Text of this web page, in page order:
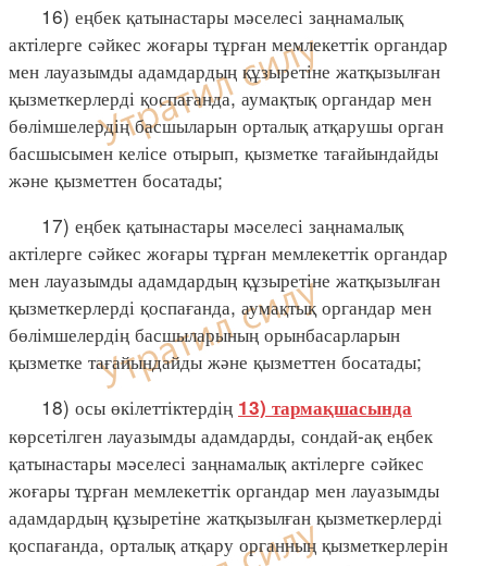
16) еңбек қатынастары мәселесі заңнамалық
актілерге сәйкес жоғары тұрған мемлекеттік органдар
мен лауазымды адамдардың құзыретіне жатқызылған
қызметкерлерді қоспағанда, аумақтық органдар мен
бөлімшелердің басшыларын орталық атқарушы орган
басшысымен келісе отырып, қызметке тағайындайды
және қызметтен босатады;
17) еңбек қатынастары мәселесі заңнамалық
актілерге сәйкес жоғары тұрған мемлекеттік органдар
мен лауазымды адамдардың құзыретіне жатқызылған
қызметкерлерді қоспағанда, аумақтық органдар мен
бөлімшелердің басшыларының орынбасарларын
қызметке тағайындайды және қызметтен босатады;
18) осы өкілеттіктердің 13) тармақшасында
көрсетілген лауазымды адамдарды, сондай-ақ еңбек
қатынастары мәселесі заңнамалық актілерге сәйкес
жоғары тұрған мемлекеттік органдар мен лауазымды
адамдардың құзыретіне жатқызылған қызметкерлерді
қоспағанда, орталық атқару органның қызметкерлерін